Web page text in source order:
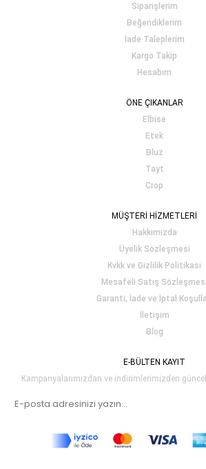
Siparişlerim
Beğendiklerim
İade Taleplerim
Kargo Takip
Hesabım
ÖNE ÇIKANLAR
Elbise
Etek
Bluz
Tayt
Crop
MÜŞTERİ HİZMETLERİ
Hakkımızda
Üyelik Sözleşmesi
Kvkk ve Gizlilik Politikası
Mesafeli Satış Sözleşmesi
Garanti, İade ve İptal
İletişim
Blog
E-BÜLTEN KAYIT
Kampanyalarımızdan ve indirimlerimizden